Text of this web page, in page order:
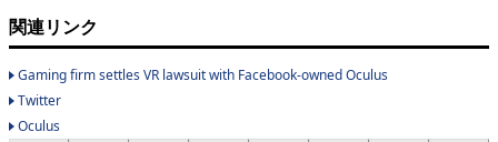
関連リンク
Gaming firm settles VR lawsuit with Facebook-owned Oculus
Twitter
Oculus